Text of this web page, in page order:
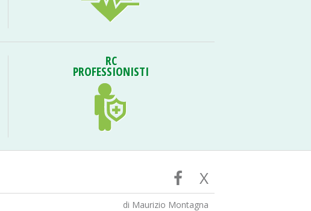
RC
PROFESSIONISTI
X
di Maurizio Montagna